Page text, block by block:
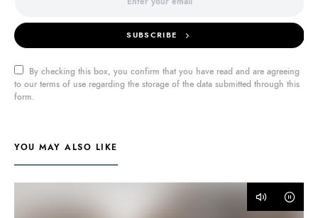
SUBSCRIBE
By checking this box, you confirm that you have read and are agreeing
to our terms of use regarding the storage of the data submitted through this
form.
YOU MAY ALSO LIKE